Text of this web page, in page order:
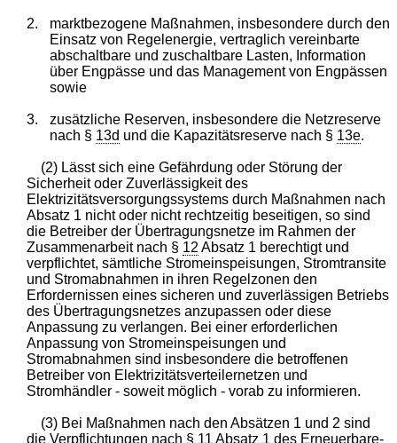
2.
marktbezogene Maßnahmen, insbesondere durch den
Einsatz von Regelenergie, vertraglich vereinbarte
abschaltbare und zuschaltbare Lasten, Information
über Engpässe und das Management von Engpässen
sowie
3.
zusätzliche Reserven, insbesondere die Netzreserve
nach § 13d und die Kapazitätsreserve nach § 13e.
(2) Lässt sich eine Gefährdung oder Störung der
Sicherheit oder Zuverlässigkeit des
Elektrizitätsversorgungssystems durch Maßnahmen nach
Absatz 1 nicht oder nicht rechtzeitig beseitigen, so sind
die Betreiber der Übertragungsnetze im Rahmen der
Zusammenarbeit nach § 12 Absatz 1 berechtigt und
verpflichtet, sämtliche Stromeinspeisungen, Stromtransite
und Stromabnahmen in ihren Regelzonen den
Erfordernissen eines sicheren und zuverlässigen Betriebs
des Übertragungsnetzes anzupassen oder diese
Anpassung zu verlangen. Bei einer erforderlichen
Anpassung von Stromeinspeisungen und
Stromabnahmen sind insbesondere die betroffenen
Betreiber von Elektrizitätsverteilernetzen und
Stromhändler - soweit möglich - vorab zu informieren.
(3) Bei Maßnahmen nach den Absätzen 1 und 2 sind
die Verpflichtungen nach § 11 Absatz 1 des Erneuerbare-